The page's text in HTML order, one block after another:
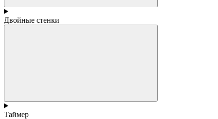
Двойные стенки
Таймер